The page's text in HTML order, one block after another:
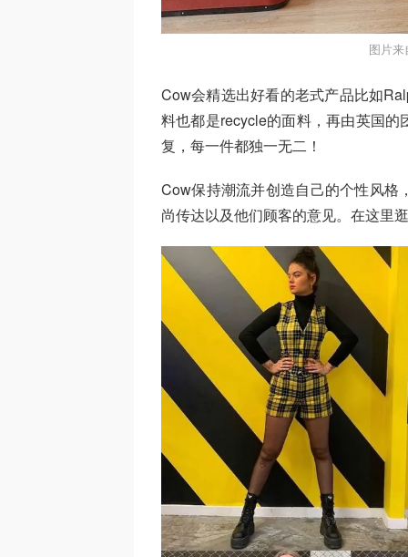
图片
Cow会精选出好看的老式产品比如
料也都是recycle的面料，再由英国
复，每一件都独一无二！
Cow保持潮流并创造自己的个性风格
尚传达以及他们顾客的意见。在这里